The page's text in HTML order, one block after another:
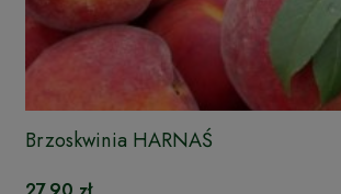
Brzoskwinia HARNAŚ